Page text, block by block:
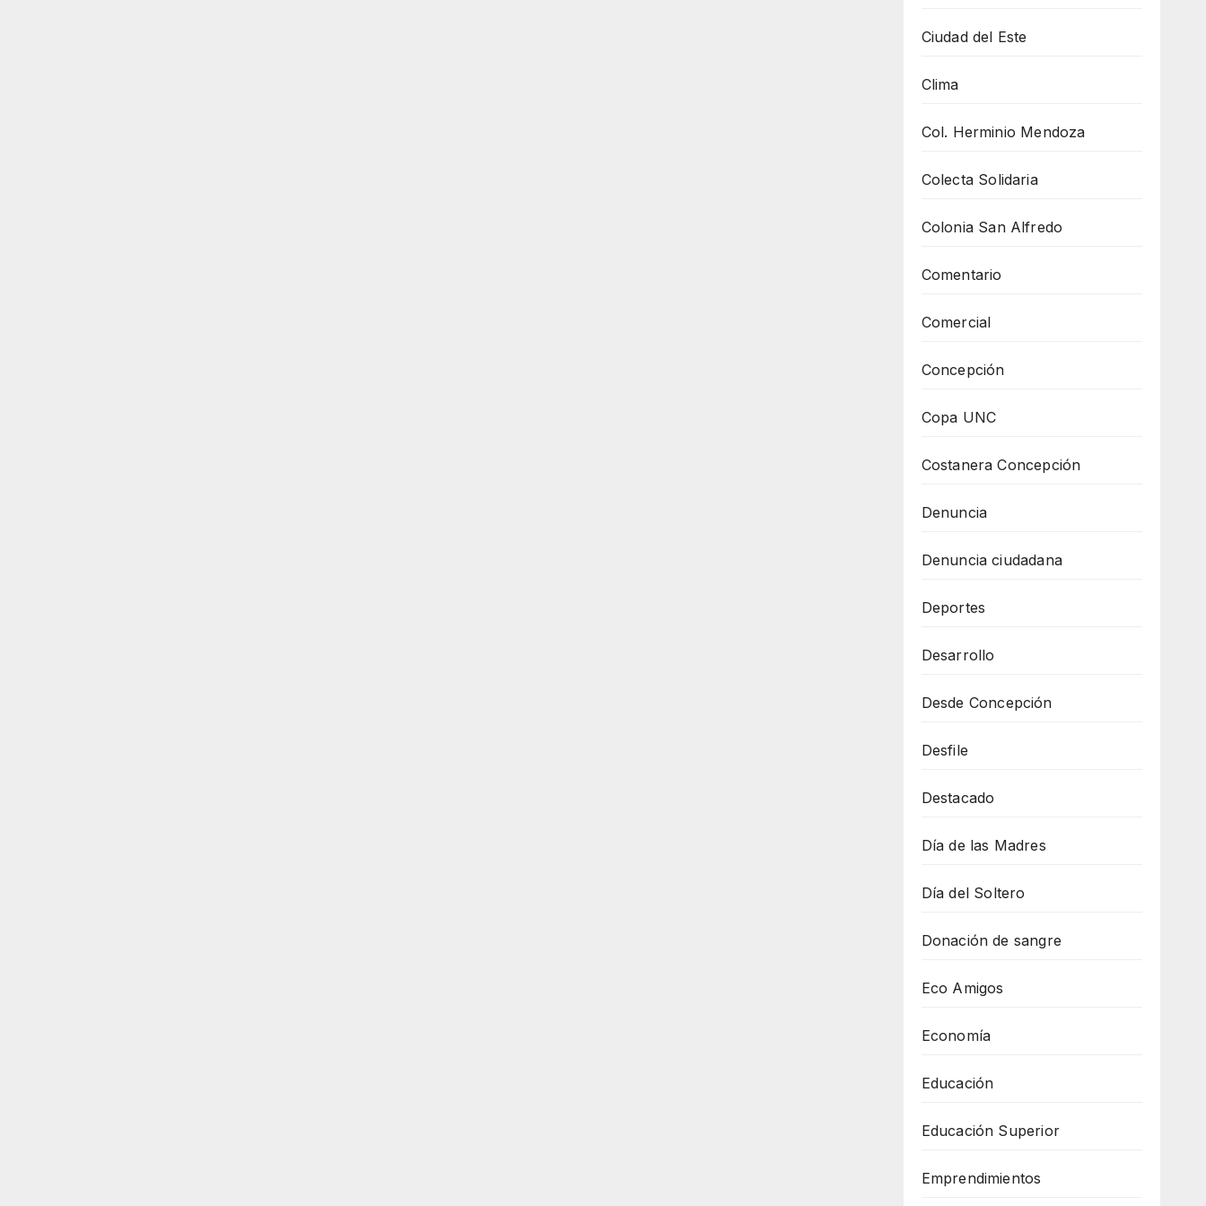
Ciudad del Este
Clima
Col. Herminio Mendoza
Colecta Solidaria
Colonia San Alfredo
Comentario
Comercial
Concepción
Copa UNC
Costanera Concepción
Denuncia
Denuncia ciudadana
Deportes
Desarrollo
Desde Concepción
Desfile
Destacado
Día de las Madres
Día del Soltero
Donación de sangre
Eco Amigos
Economía
Educación
Educación Superior
Emprendimientos